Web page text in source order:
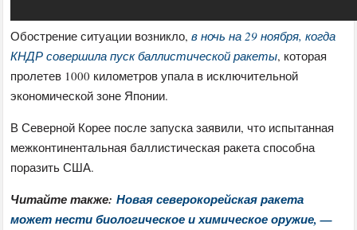
Обострение ситуации возникло,в ночь на 29 ноября, когда
КНДР совершила пуск баллистической ракеты, которая
пролетев 1000 километров упала в исключительной
экономической зоне Японии.
В Северной Корее после запуска заявили, что испытанная
межконтинентальная баллистическая ракета способна
поразить США.
Читайте также:Новая северокорейская ракета
может нести биологическое и химическое оружие, —